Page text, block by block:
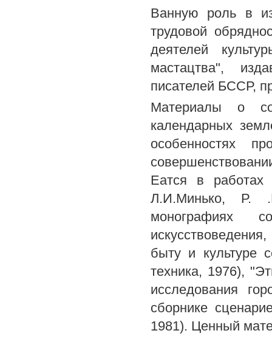
Ванную роль в
трудовой
деятелей
мастацтва",
писателей БССР,
Материалы о
календарных
особенностях
Еатся в
Л.И.Минько, Р.
монографиях
быту и культуре
техника, 1976),
исследования
сборнике
1981). Ценный